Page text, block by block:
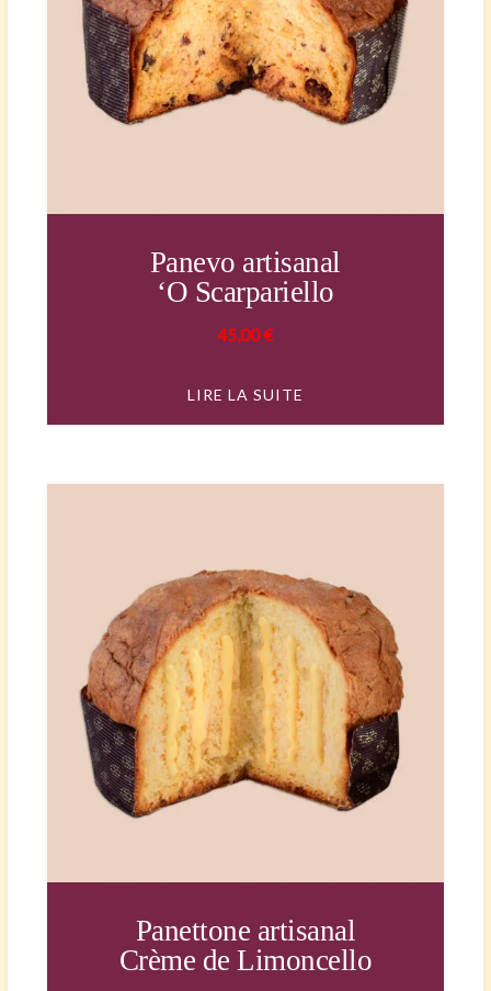
Panevo artisanal
‘O Scarpariello
45,00€
LIRE LA SUITE
Panettone artisanal
Crème de Limoncello